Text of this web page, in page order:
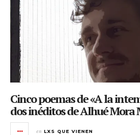
Cinco poemas de «A la
dos inéditos de Alhué Mora
en LXS QUE VIENEN